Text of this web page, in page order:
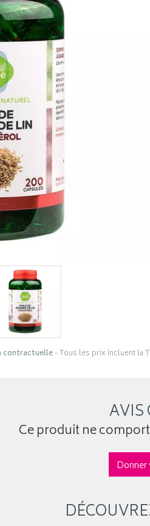
contractuelle- Tous les prix incluent la
AVIS
Ce produit ne
Donner